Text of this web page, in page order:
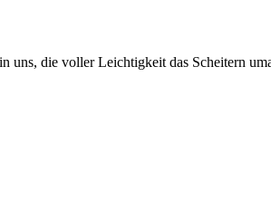
uns, die voller Leichtigkeit das Scheitern